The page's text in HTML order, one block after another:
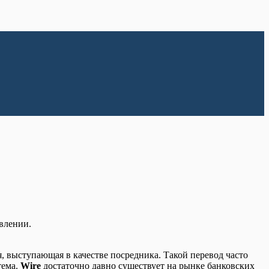
в качестве посредника. Такой перевод часто
Wire достаточно давно существует на рынке банковских